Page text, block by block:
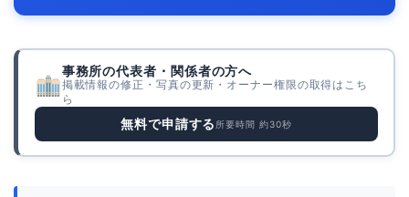
事務所の代表者・関係者の方へ
掲載情報の修正・写真の更新・オーナー権限の取得はこち
ら
無料で申請する 所要時間 約30秒